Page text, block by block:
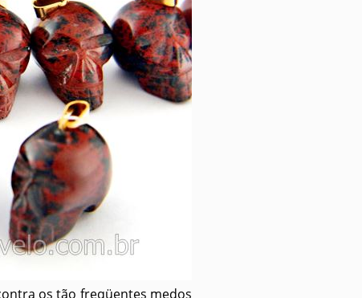
os tão freqüentes medos